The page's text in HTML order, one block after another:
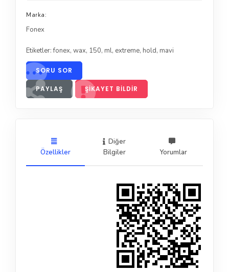
Marka:
Fonex
Etiketler:fonex, wax, 150, ml, extreme, hold, mavi
SORU SOR
PAYLAŞ ŞIKAYET BILDIR
Özellikler
Diğer
Bilgiler
Yorumlar